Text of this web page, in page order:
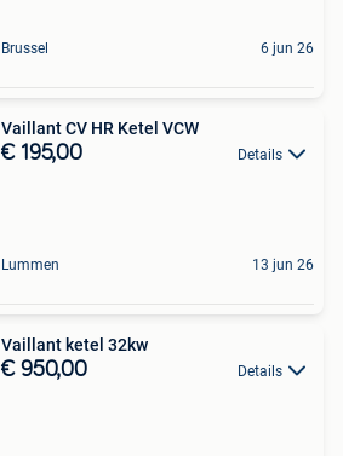
Brussel 6 jun 26
Vaillant CV HR Ketel VCW
€ 195,00 Details
Lummen 13 jun 26
Vaillant ketel 32kw
€ 950,00 Details